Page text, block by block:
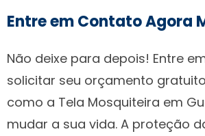
Entre em Contato Agora
Não deixe para depois! Entre
solicitar seu orçamento
como a Tela Mosquiteira em
mudar a sua vida. A proteção